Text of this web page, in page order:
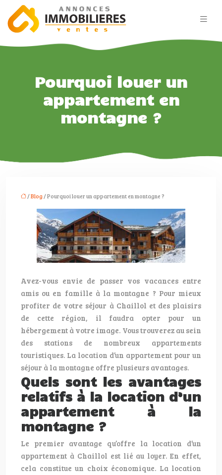
Pourquoi louer un
appartement en
montagne ?
/Blog / Pourquoi louer un appartement en montagne ?
Avez-vous envie de passer vos vacances entre
amis ou en famille à la montagne ? Pour mieux
profiter de votre séjour à Chaillol et des plaisirs
de cette région, il faudra opter pour un
hébergement à votre image. Vous trouverez au sein
des stations de nombreux appartements
touristiques. La location d’un appartement pour un
séjour à la montagne offre plusieurs avantages.
Quels sont les avantages
relatifs à la location d’un
appartement à la
montagne ?
Le premier avantage qu’offre la location d’un
appartement à Chaillol est lié au loyer. En effet,
cela constitue un choix économique. La location